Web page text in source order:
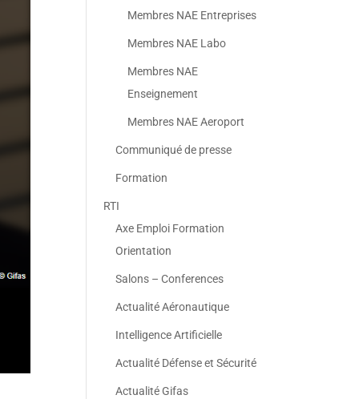
Membres NAE Entreprises
Membres NAE Labo
Membres NAE
Enseignement
Membres NAE Aeroport
Communiqué de presse
Formation
RTI
Axe Emploi Formation
Orientation
Salons – Conferences
Actualité Aéronautique
Intelligence Artificielle
Actualité Défense et Sécurité
Actualité Gifas